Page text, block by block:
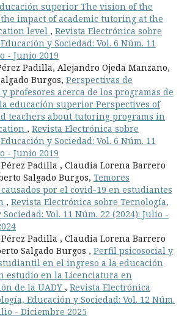
superior The vision of the
impact of academic tutoring at the
level , Revista Electrónica sobre
y Sociedad: Vol. 6 Núm. 11
- Junio 2019
Padilla, Alejandro Ojeda Manzano,
Burgos, Perspectivas de
profesores acerca de los programas de
educación superior Perspectives of
teachers about tutoring programs in
, Revista Electrónica sobre
y Sociedad: Vol. 6 Núm. 11
- Junio 2019
Padilla , Claudia Lorena Barrero
Salgado Burgos, Temores
por el covid-19 en estudiantes
, Revista Electrónica sobre Tecnología,
Vol. 11 Núm. 22 (2024): Julio -
Padilla , Claudia Lorena Barrero
Salgado Burgos , Perfil psicosocial y
en el ingreso a la educación
estudio en la Licenciatura en
de la UADY , Revista Electrónica
Educación y Sociedad: Vol. 12 Núm.
- Diciembre 2025